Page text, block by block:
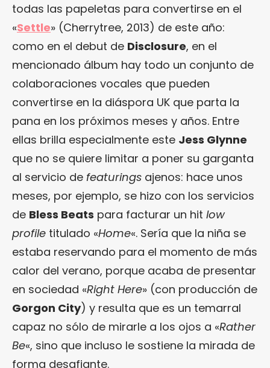
todas las papeletas para convertirse en el
«Settle» (Cherrytree, 2013) de este año:
como en el debut de Disclosure, en el
mencionado álbum hay todo un conjunto de
colaboraciones vocales que pueden
convertirse en la diáspora UK que parta la
pana en los próximos meses y años. Entre
ellas brilla especialmente este Jess Glynne
que no se quiere limitar a poner su garganta
al servicio de featurings ajenos: hace unos
meses, por ejemplo, se hizo con los servicios
de Bless Beats para facturar un hit low
profile titulado «Home«. Sería que la niña se
estaba reservando para el momento de más
calor del verano, porque acaba de presentar
en sociedad «Right Here» (con producción de
Gorgon City) y resulta que es un temarral
capaz no sólo de mirarle a los ojos a «Rather
Be«, sino que incluso le sostiene la mirada de
forma desafiante.